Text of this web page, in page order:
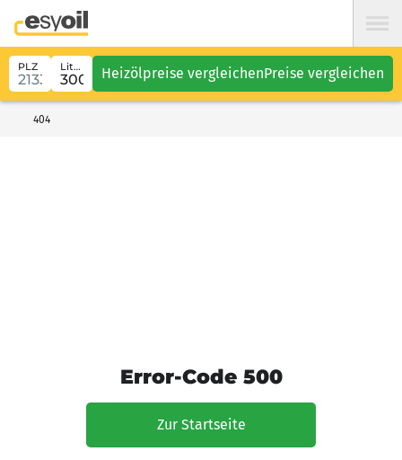
PLZ Liter Heizölpreise vergleichenPreise vergleichen
404
Error-Code 500
Zur Startseite